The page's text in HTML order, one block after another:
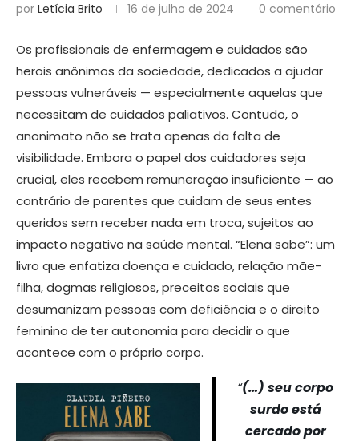
por Letícia Brito 16 de julho de 2024 0 comentário
Os profissionais de enfermagem e cuidados são
herois anônimos da sociedade, dedicados a ajudar
pessoas vulneráveis — especialmente aquelas que
necessitam de cuidados paliativos. Contudo, o
anonimato não se trata apenas da falta de
visibilidade. Embora o papel dos cuidadores seja
crucial, eles recebem remuneração insuficiente — ao
contrário de parentes que cuidam de seus entes
queridos sem receber nada em troca, sujeitos ao
impacto negativo na saúde mental. “Elena sabe”: um
livro que enfatiza doença e cuidado, relação mãe-
filha, dogmas religiosos, preceitos sociais que
desumanizam pessoas com deficiência e o direito
feminino de ter autonomia para decidir o que
acontece com o próprio corpo.
“(…) seu corpo
surdo está
cercado por